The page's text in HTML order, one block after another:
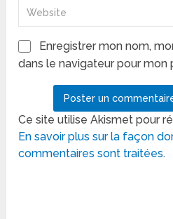
Enregistrer mon nom,
dans le navigateur pour mon
Ce site utilise Akismet pour
En savoir plus sur la façon
commentaires sont traitées.